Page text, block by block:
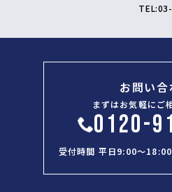
TEL:
お問い合
まずはお気軽にご
0120-
受付時間 平日9:00～